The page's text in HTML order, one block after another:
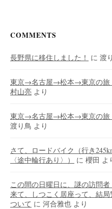
COMMENTS
長野県に移住しました！ に 渡
東京→名古屋→松本→東京の旅
村山亮 より
東京→名古屋→松本→東京の旅
渡り鳥 より
さて、ロードバイク（行き
〈途中輪行あり〉）
に 櫻田 よ
この間の日曜日に、謎の訪問
来て、しつこく居座って、結
ついて に 河合雅也 より